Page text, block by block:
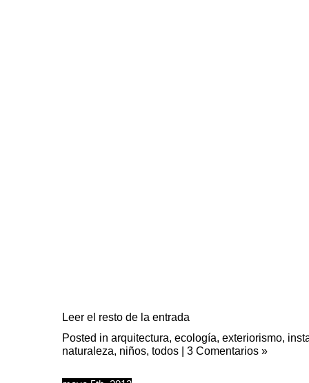
Leer el resto de la entrada
Posted in arquitectura, ecología, exteriorismo,
naturaleza, niños, todos | 3 Comentarios »